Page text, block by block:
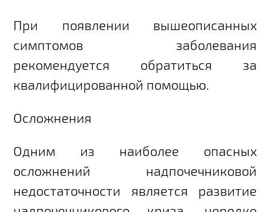
При появлении вышеописанных
симптомов заболевания
рекомендуется обратиться за
квалифицированной помощью.
Осложнения
Одним из наиболее опасных
осложнений надпочечниковой
недостаточности является развитие